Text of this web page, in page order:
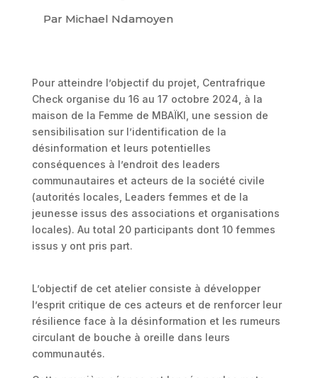
Par Michael Ndamoyen
Pour atteindre l’objectif du projet, Centrafrique
Check organise du 16 au 17 octobre 2024, à la
maison de la Femme de MBAÏKI, une session de
sensibilisation sur l’identification de la
désinformation et leurs potentielles
conséquences à l’endroit des leaders
communautaires et acteurs de la société civile
(autorités locales, Leaders femmes et de la
jeunesse issus des associations et organisations
locales). Au total 20 participants dont 10 femmes
issus y ont pris part.
L’objectif de cet atelier consiste à développer
l’esprit critique de ces acteurs et de renforcer leur
résilience face à la désinformation et les rumeurs
circulant de bouche à oreille dans leurs
communautés.